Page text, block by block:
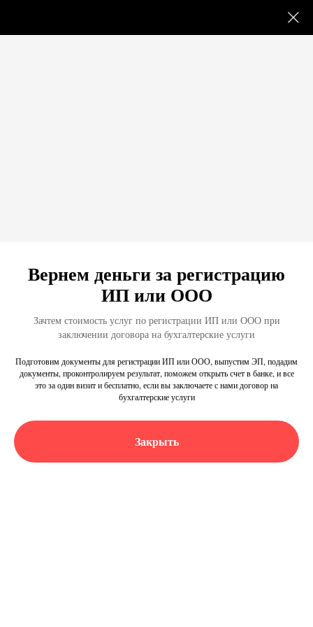
Вернем деньги за регистрацию
ИП или ООО
Зачтем стоимость услуг по регистрации ИП или ООО при
заключении договора на бухгалтерские услуги
Подготовим документы для регистрации ИП или ООО, выпустим ЭП, подадим
документы, проконтролируем результат, поможем открыть счет в банке, и все
это за один визит и бесплатно, если вы заключаете с нами договор на
бухгалтерские услуги
Закрыть
ВЫБОР ОРГАНИЗАЦИОННО-ПРАВОВОЙ ФОРМЫ И
СИСТЕМЫ НАЛОГООБЛОЖЕНИЯ
Регистрация бизнеса:
какую организационно-
правовую форму выбрать?
Альфа-консалтинг- с нами просто!